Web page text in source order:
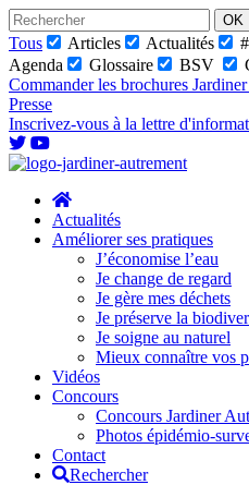
Skip
to
content
Tous Articles Actualités
Agenda
Glossaire BSV
Commander les brochures
Presse
Inscrivez-vous à la lettre
Actualités
Améliorer ses pratiques
J’économise l’eau
Je change de regard
Je gère mes déchets
Je préserve la
Je soigne au naturel
Mieux connaître vos
Vidéos
Concours
Concours Jardiner
Photos épidémio-
Contact
Rechercher